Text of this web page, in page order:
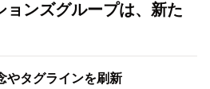
ョンズグループは、新た
やタグラインを刷新